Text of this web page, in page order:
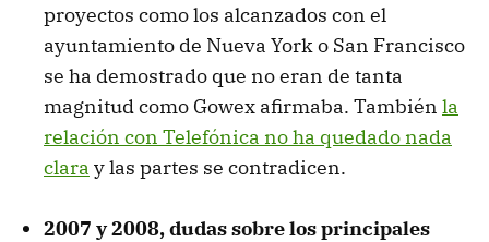
proyectos como los alcanzados con el
ayuntamiento de Nueva York o San Francisco
se ha demostrado que no eran de tanta
magnitud como Gowex afirmaba. También la
relación con Telefónica no ha quedado nada
clara y las partes se contradicen.
2007 y 2008, dudas sobre los principales